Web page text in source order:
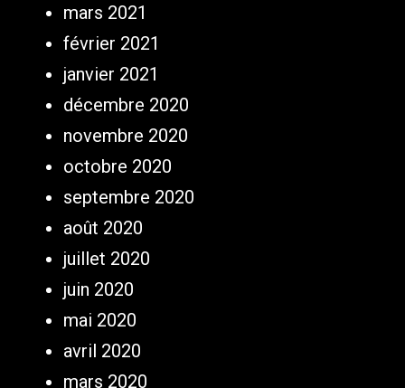
mars 2021
février 2021
janvier 2021
décembre 2020
novembre 2020
octobre 2020
septembre 2020
août 2020
juillet 2020
juin 2020
mai 2020
avril 2020
mars 2020